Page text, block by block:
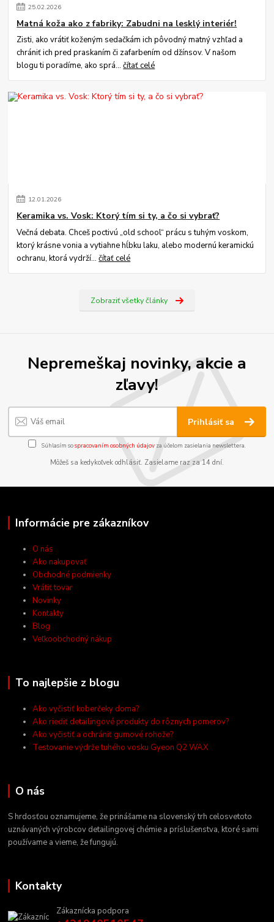
25.02.2026
Matná koža ako z fabriky: Zabudni na lesklý interiér!
Zisti, ako vrátiť koženým sedačkám ich pôvodný matný vzhľad a
chrániť ich pred praskaním či zafarbením od džínsov. V našom
blogu ti poradíme, ako sprá...čítať celé
12.01.2026
Keramika vs. Vosk: Ktorý tím si ty, a čo si vybrať?
Večná debata. Chceš poctivú „old school“ prácu s tuhým voskom,
ktorý krásne vonia a vytiahne hĺbku laku, alebo modernú keramickú
ochranu, ktorá vydrží...čítať celé
Zobraziť všetky články
Nepremeškaj novinky, akcie a
zľavy!
Prihlásiť sa
Súhlasím sospracovaním osobných údajov za účelom zasielania newslettera.
Môžeš sa kedykoľvek odhlásiť. Zasielame raz za 14 dní.
Informácie pre zákazníkov
O nás
Ako nakupovať
Obchodné podmienky
Vrátiť tovar
Novinky
Kontakty
Blog
Veľkoobchodný nákup
To najlepšie z blogu
Ako vyčistiť koberčeky doma?
Ako riediť detailingové produkty do rôznych pomerov?
Ako vyčistiť a ochrániť gumové rohože?
Testovanie výdrže tuhého vosku Gyeon Q2 WAX
O nás
S hrdosťou oznamujeme, že prinášame na slovenský trh celosvetoto
uznávaných výrobcov detailingovej chémie a príslušenstva, ktoré sami
používame a vieme, že fungujú.
Kontakty
Zákaznícka podpora